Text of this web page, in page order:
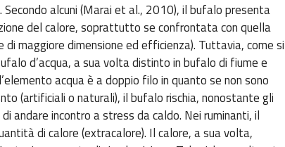
Secondo alcuni (Marai et al., 2010), il bufalo presenta
del calore, soprattutto se confrontata con quella
di maggiore dimensione ed efficienza). Tuttavia, come si
d’acqua, a sua volta distinto in bufalo di fiume e
acqua è a doppio filo in quanto se non sono
(artificiali o naturali), il bufalo rischia, nonostante gli
andare incontro a stress da caldo. Nei ruminanti, il
di calore (extracalore). Il calore, a sua volta,